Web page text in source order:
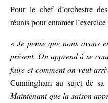
Pour le chef d’orchestre
réunis pour entamer
« Je pense que nous avons
présent. On apprend à se
faire et comment on veut
Cunningham au sujet de
Maintenant que la saison